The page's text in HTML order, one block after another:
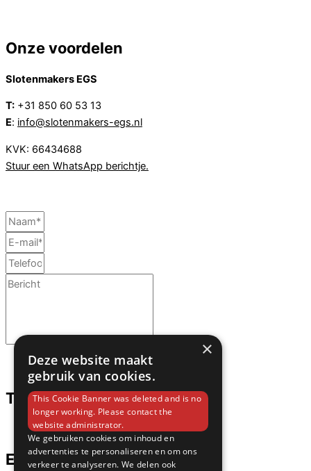
Onze voordelen
Slotenmakers EGS
T: +31 850 60 53 13
E: info@slotenmakers-egs.nl
KVK: 66434688
Stuur een WhatsApp berichtje.
Verstuur
Telefoonnummer
+31 850605313
E-mail
×
Deze website maakt
gebruik van cookies.
This Cookie Banner was deleted and is no
longer working. Please contact the
website administrator.
We gebruiken cookies om inhoud en
advertenties te personaliseren en om ons
verkeer te analyseren. We delen ook